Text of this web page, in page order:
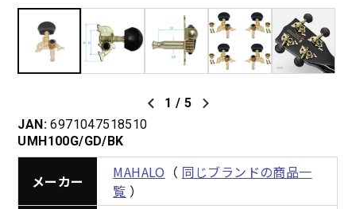
1 / 5
JAN: 6971047518510
UMH100G/GD/BK
メーカー MAHALO （ 同じブランドの商品一
覧 ）